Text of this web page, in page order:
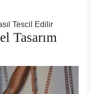
Tescil Edilir
Tasarım